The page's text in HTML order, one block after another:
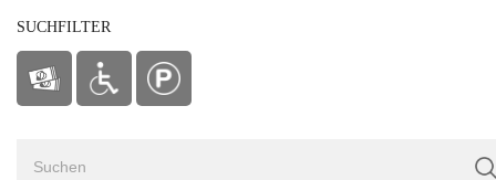
SUCHFILTER